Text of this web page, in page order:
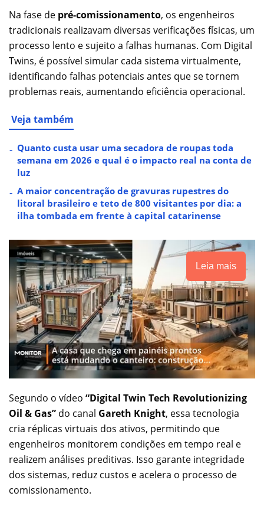
Na fase de pré-comissionamento, os engenheiros
tradicionais realizavam diversas verificações físicas, um
processo lento e sujeito a falhas humanas. Com Digital
Twins, é possível simular cada sistema virtualmente,
identificando falhas potenciais antes que se tornem
problemas reais, aumentando eficiência operacional.
Veja também
Quanto custa usar uma secadora de roupas toda
semana em 2026 e qual é o impacto real na conta de
luz
A maior concentração de gravuras rupestres do
litoral brasileiro e teto de 800 visitantes por dia: a
ilha tombada em frente à capital catarinense
Leia mais
Segundo o vídeo “Digital Twin Tech Revolutionizing
Oil & Gas” do canal Gareth Knight, essa tecnologia
cria réplicas virtuais dos ativos, permitindo que
engenheiros monitorem condições em tempo real e
realizem análises preditivas. Isso garante integridade
dos sistemas, reduz custos e acelera o processo de
comissionamento.